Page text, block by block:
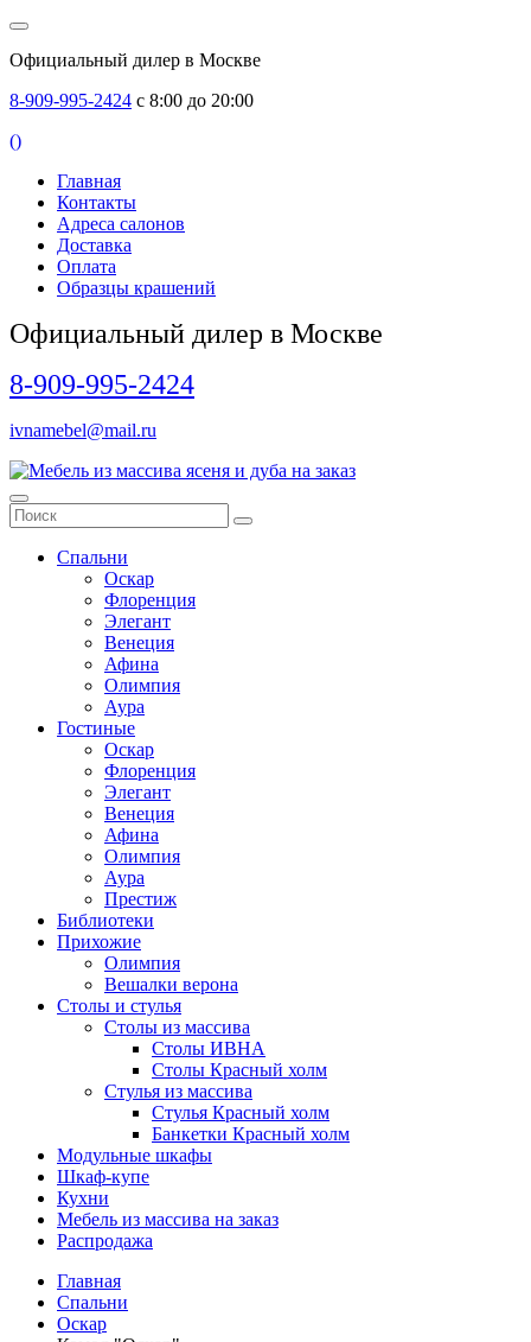
Официальный дилер в Москве
8-909-995-2424 с 8:00 до 20:00
()
Главная
Контакты
Адреса салонов
Доставка
Оплата
Образцы крашений
Официальный дилер в Москве
8-909-995-2424
ivnamebel@mail.ru
Спальни
Оскар
Флоренция
Элегант
Венеция
Афина
Олимпия
Аура
Гостиные
Оскар
Флоренция
Элегант
Венеция
Афина
Олимпия
Аура
Престиж
Библиотеки
Прихожие
Олимпия
Вешалки верона
Столы и стулья
Столы из массива
Столы ИВНА
Столы Красный холм
Стулья из массива
Стулья Красный холм
Банкетки Красный холм
Модульные шкафы
Шкаф-купе
Кухни
Мебель из массива на заказ
Распродажа
Главная
Спальни
Оскар